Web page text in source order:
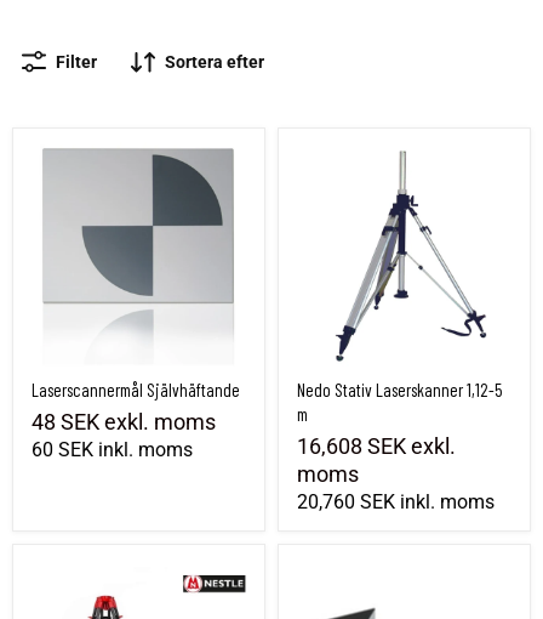
Filter Sortera efter
Laserscannermål Självhäftande
Laserscannermål Självhäftande
48 SEKexkl. moms
60 SEK inkl. moms
Nedo Stativ Laserskanner 1,12-5 m
Nedo Stativ Laserskanner 1,12-5
m
16,608 SEKexkl.
moms
20,760 SEK inkl. moms